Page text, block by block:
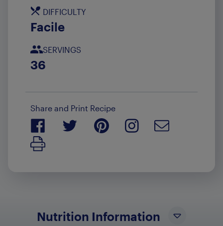
DIFFICULTY
Facile
SERVINGS
36
Share and Print Recipe
Nutrition Information